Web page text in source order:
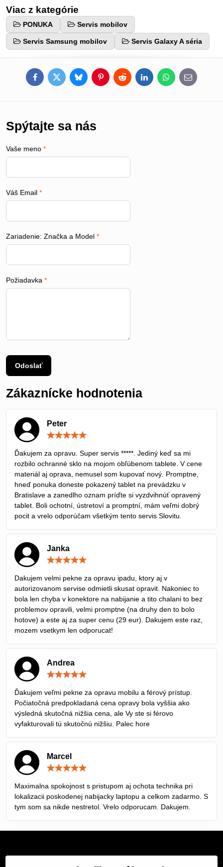
Viac z kategórie
PONUKA Servis mobilov
Servis Samsung mobilov Servis Galaxy A séria
FacebookTwitterBlueskyPinterestRedditLinkedInWhatsApp
E-
mail
Spýtajte sa nás
Vaše meno *
Váš Email *
Zariadenie: Značka a Model *
Požiadavka *
Odoslať
Zákaznícke hodnotenia
Peter
5
Ďakujem za opravu. Super servis *****. Jediný keď sa mi
rozbilo ochranné sklo na mojom obľúbenom tablete. V cene
materiál aj oprava, nemusel som kupovať nový. Promptne,
hneď ponuka doneste pokazený tablet na prevádzku v
Bratislave a zanedlho oznam príďte si vyzdvihnúť opravený
tablet. Boli ochotní, ústretoví a promptní, mám veľmi dobrý
pocit a vrelo odporúčam všetkým tento servis Slovitu.
Janka
5
Dakujem velmi pekne za opravu ipadu, ktory aj v
autorizovanom servise odmietli skusat opravit. Nakoniec to
bola len chyba v konektore na nabijanie a tito chalani to bez
problemov opravili, velmi promptne (na druhy den to bolo
hotove) a este aj za super cenu (29 eur). Dakujem este raz,
mozem vsetkym len odporucat!
Andrea
5
Ďakujem veľmi pekne za opravu mobilu a férový prístup.
Počiatočná predpokladaná cena opravy bola vyššia ako
výsledná skutočná nižšia cena, ale Vy ste si férovo
vyfakturovali tú skutočnú nižšiu. Palec hore
Marcel
5
Maximalna spokojnost s pristupom aj ochota technika pri
lokalizacii poskodenej nabijacky laptopu a celkom zadarmo. S
tym som sa nikde nestretol. Vrelo odporucam. Dakujem.
Servis Bratislava